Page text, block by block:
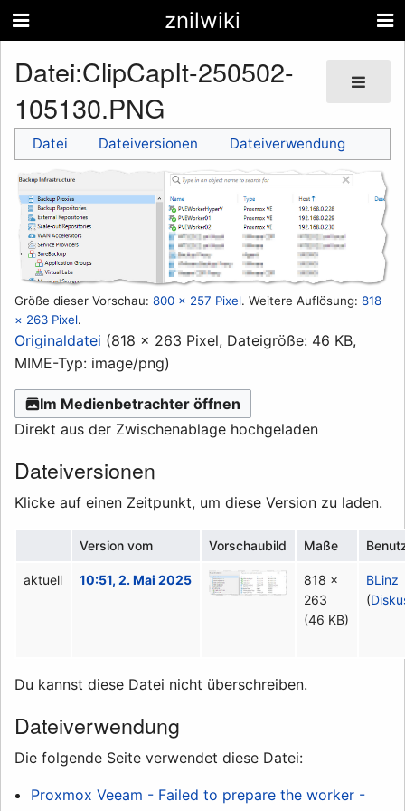
znilwiki
Datei:ClipCapIt-250502-
105130.PNG
Datei Dateiversionen Dateiverwendung
Größe dieser Vorschau: 800 × 257 Pixel. Weitere Auflösung: 818
× 263 Pixel.
Originaldatei (818 × 263 Pixel, Dateigröße: 46 KB,
MIME-Typ: image/png)
Im Medienbetrachter öffnen
Direkt aus der Zwischenablage hochgeladen
Dateiversionen
Klicke auf einen Zeitpunkt, um diese Version zu laden.
Version vom Vorschaubild Maße
aktuell 10:51, 2. Mai 2025
818 ×
263
(46 KB)
BLinz
(
Du kannst diese Datei nicht überschreiben.
Dateiverwendung
Die folgende Seite verwendet diese Datei:
Proxmox Veeam - Failed to prepare the worker -